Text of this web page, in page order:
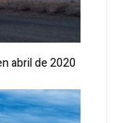
abril de 2020